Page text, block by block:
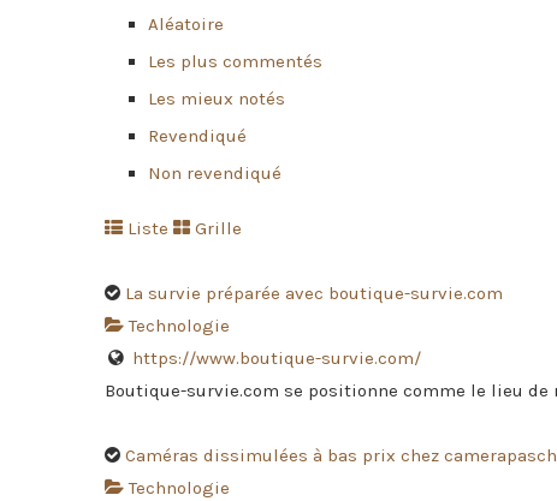
Aléatoire
Les plus commentés
Les mieux notés
Revendiqué
Non revendiqué
Liste Grille
La survie préparée avec boutique-survie.com
Technologie
https://www.boutique-survie.com/
Boutique-survie.com se positionne comme le lieu
Caméras dissimulées à bas prix chez
Technologie